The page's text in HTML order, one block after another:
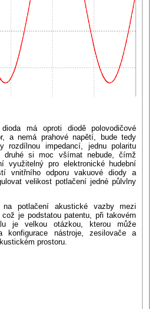
má oproti diodě polovodičové
a nemá prahové napětí, bude tedy
rozdílnou impedancí, jednu polaritu
druhé si moc všímat nebude, čímž
využitelný pro elektronické hudební
vnitřního odporu vakuové diody a
velikost potlačení jedné půlvlny
potlačení akustické vazby mezi
je podstatou patentu, při takovém
je velkou otázkou, kterou může
nástroje, zesilovače a
prostoru.